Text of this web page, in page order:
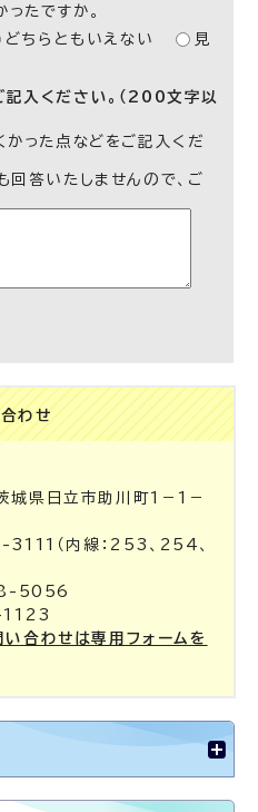
たですか。
どちらともいえない
見
記入ください。（200文字以
かった点などをご記入くだ
回答いたしませんので、ご
わせ
県日立市助川町1－1－
（内線：253、254、
5056
1123
合わせは専用フォームを